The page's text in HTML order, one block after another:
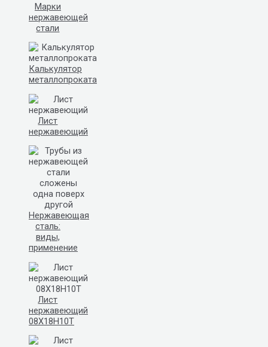
Марки
нержавеющей
стали
Калькулятор
металлопроката
Лист
нержавеющий
Нержавеющая
сталь:
виды,
применение
Лист
нержавеющий
08Х18Н10Т